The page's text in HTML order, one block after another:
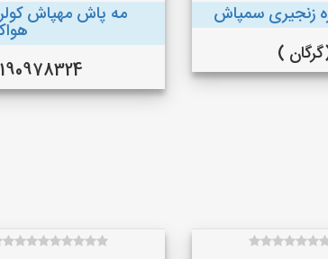
زنجیری سمپاش
مه پاش مهپاش
09190978324